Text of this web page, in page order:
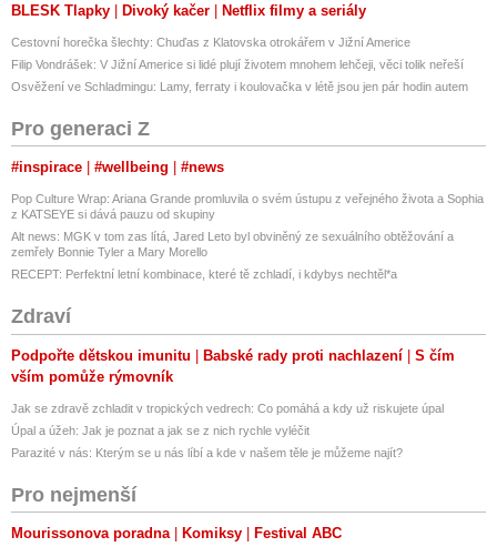
BLESK Tlapky Divoký kačer Netflix filmy a seriály
Cestovní horečka šlechty: Chuďas z Klatovska otrokářem v Jižní Americe
Filip Vondrášek: V Jižní Americe si lidé plují životem mnohem lehčeji, věci tolik neřeší
Osvěžení ve Schladmingu: Lamy, ferraty i koulovačka v létě jsou jen pár hodin autem
Pro generaci Z
#inspirace #wellbeing #news
Pop Culture Wrap: Ariana Grande promluvila o svém ústupu z veřejného života a Sophia
z KATSEYE si dává pauzu od skupiny
Alt news: MGK v tom zas lítá, Jared Leto byl obviněný ze sexuálního obtěžování a
zemřely Bonnie Tyler a Mary Morello
RECEPT: Perfektní letní kombinace, které tě zchladí, i kdybys nechtěl*a
Zdraví
Podpořte dětskou imunitu Babské rady proti nachlazení
S čím
vším pomůže rýmovník
Jak se zdravě zchladit v tropických vedrech: Co pomáhá a kdy už riskujete úpal
Úpal a úžeh: Jak je poznat a jak se z nich rychle vyléčit
Parazité v nás: Kterým se u nás líbí a kde v našem těle je můžeme najít?
Pro nejmenší
Mourissonova poradna Komiksy Festival ABC